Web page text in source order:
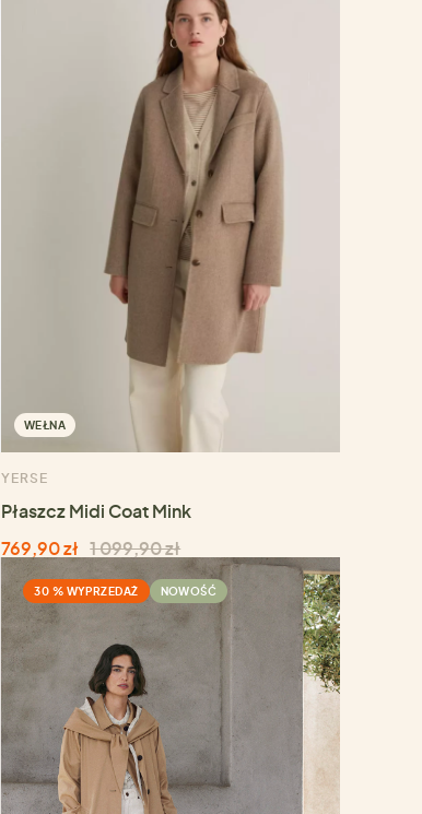
WEŁNA
YERSE
Płaszcz Midi Coat Mink
769,90 zł 1 099,90 zł
30 % WYPRZEDAŻ NOWOŚĆ